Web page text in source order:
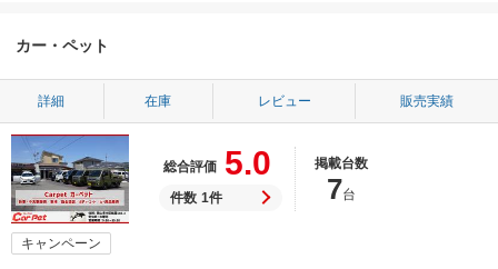
カー・ペット
詳細 在庫 レビュー 販売実績
総合評価 5.0
件数 1件
掲載台数
7台
キャンペーン